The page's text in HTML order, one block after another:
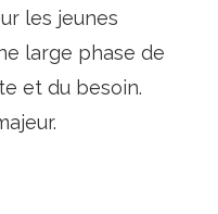
les jeunes
large phase de
et du besoin.